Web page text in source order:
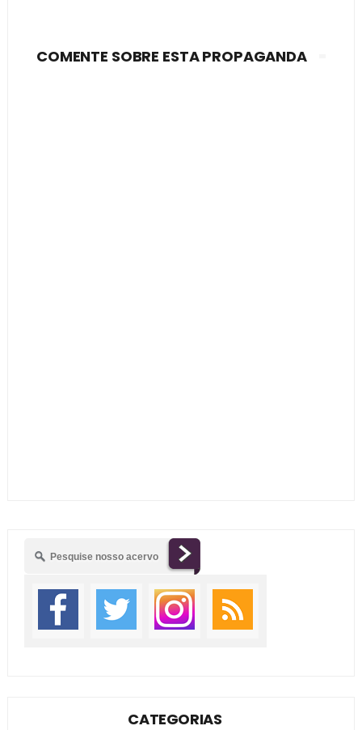
COMENTE SOBRE ESTA PROPAGANDA
CATEGORIAS